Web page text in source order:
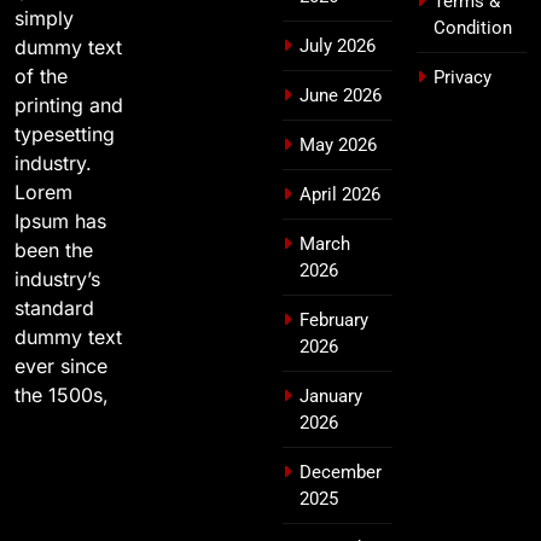
simply
dummy text
of the
printing and
typesetting
industry.
Lorem
Ipsum has
been the
industry’s
standard
dummy text
ever since
the 1500s,
July 2026
June 2026
May 2026
April 2026
March
2026
February
2026
January
2026
December
2025
Condition
Privacy